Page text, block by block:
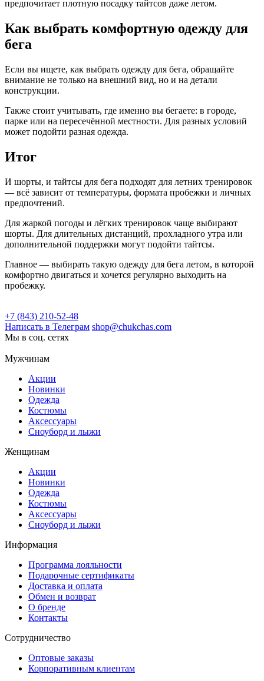
предпочитает плотную посадку тайтсов даже летом.
Как выбрать комфортную одежду для
бега
Если вы ищете, как выбрать одежду для бега, обращайте
внимание не только на внешний вид, но и на детали
конструкции.
Также стоит учитывать, где именно вы бегаете: в городе,
парке или на пересечённой местности. Для разных условий
может подойти разная одежда.
Итог
И шорты, и тайтсы для бега подходят для летних тренировок
— всё зависит от температуры, формата пробежки и личных
предпочтений.
Для жаркой погоды и лёгких тренировок чаще выбирают
шорты. Для длительных дистанций, прохладного утра или
дополнительной поддержки могут подойти тайтсы.
Главное — выбирать такую одежду для бега летом, в которой
комфортно двигаться и хочется регулярно выходить на
пробежку.
+7 (843) 210-52-48
Написать в Телеграм shop@chukchas.com
Мы в соц. сетях
Мужчинам
Акции
Новинки
Одежда
Костюмы
Аксессуары
Сноуборд и лыжи
Женщинам
Акции
Новинки
Одежда
Костюмы
Аксессуары
Сноуборд и лыжи
Информация
Программа лояльности
Подарочные сертификаты
Доставка и оплата
Обмен и возврат
О бренде
Контакты
Сотрудничество
Оптовые заказы
Корпоративным клиентам